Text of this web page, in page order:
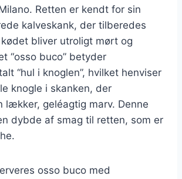
Retten er kendt for sin
kalveskank, der tilberedes
bliver utroligt mørt og
“osso buco” betyder
“hul i knoglen”, hvilket henviser
knogle i skanken, der
lækker, geléagtig marv. Denne
dybde af smag til retten, som er
osso buco med